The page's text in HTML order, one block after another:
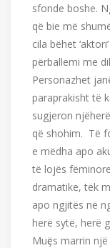
sfonde boshe.
që bie më
cila bëhet
përballemi me
Personazhet
paraprakisht të
sugjeron
që shohim. Të
e mëdha apo
të lojës
dramatike, tek
apo ngjitës në
herë sytë, herë
Muҫës marrin